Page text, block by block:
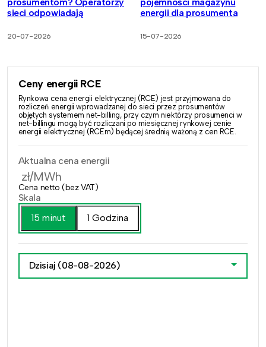
sieci odpowiadają
20-07-2026
energii dla prosumenta
15-07-2026
Ceny energii RCE
Rynkowa cena energii elektrycznej (RCE) jest przyjmowana do
rozliczeń energii wprowadzanej do sieci przez prosumentów
objętych systemem net-billing, przy czym niektórzy prosumenci w
net-billingu mogą być rozliczani po miesięcznej rynkowej cenie
energii elektrycznej (RCEm) będącej średnią ważoną z cen RCE.
Aktualna cena energii
zł/MWh
Cena netto (bez VAT)
Skala
15 minut
1 Godzina
Dzisiaj (08-08-2026)